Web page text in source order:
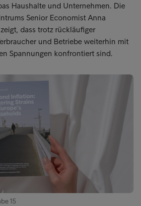
Haushalte und Unternehmen. Die
Senior Economist Anna
dass trotz rückläufiger
und Betriebe weiterhin mit
Spannungen konfrontiert sind.
15